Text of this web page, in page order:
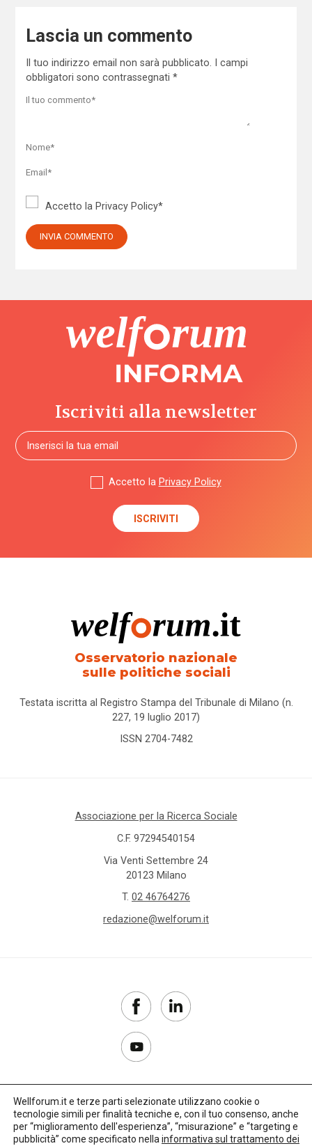
Lascia un commento
Il tuo indirizzo email non sarà pubblicato.
I campi
obbligatori sono contrassegnati *
Accetto la Privacy Policy*
Iscriviti alla newsletter
Accetto la Privacy Policy
Osservatorio nazionale
sulle politiche sociali
Testata iscritta al Registro Stampa del Tribunale di Milano (n.
227, 19 luglio 2017)
ISSN 2704-7482
Associazione per la Ricerca Sociale
C.F. 97294540154
Via Venti Settembre 24
20123 Milano
T. 02 46764276
redazione@welforum.it
Copyright 2017–2026
Wellforum.it e terze parti selezionate utilizzano cookie o
tecnologie simili per finalità tecniche e, con il tuo consenso, anche
per “miglioramento dell'esperienza”, “misurazione” e “targeting e
pubblicità” come specificato nella informativa sul trattamento dei